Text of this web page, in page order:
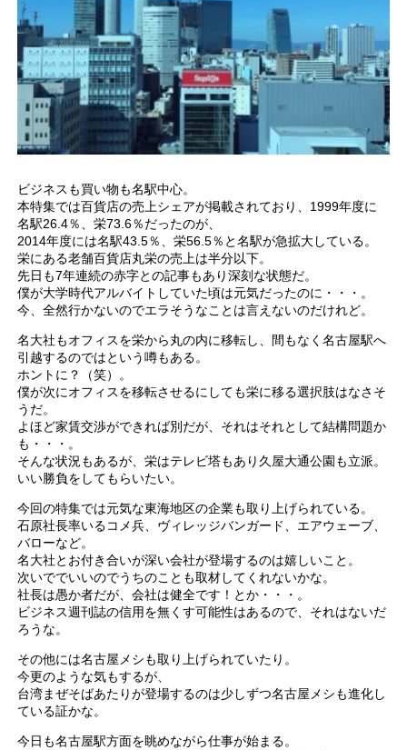
ビジネスも買い物も名駅中心。
本特集では百貨店の売上シェアが掲載されており、1999年度に
名駅26.4％、栄73.6％だったのが、
2014年度には名駅43.5％、栄56.5％と名駅が急拡大している。
栄にある老舗百貨店丸栄の売上は半分以下。
先日も7年連続の赤字との記事もあり深刻な状態だ。
僕が大学時代アルバイトしていた頃は元気だったのに・・・。
今、全然行かないのでエラそうなことは言えないのだけれど。
名大社もオフィスを栄から丸の内に移転し、間もなく名古屋駅へ
引越するのではという噂もある。
ホントに？（笑）。
僕が次にオフィスを移転させるにしても栄に移る選択肢はなさそ
うだ。
よほど家賃交渉ができれば別だが、それはそれとして結構問題か
も・・・。
そんな状況もあるが、栄はテレビ塔もあり久屋大通公園も立派。
いい勝負をしてもらいたい。
今回の特集では元気な東海地区の企業も取り上げられている。
石原社長率いるコメ兵、ヴィレッジバンガード、エアウェーブ、
バローなど。
名大社とお付き合いが深い会社が登場するのは嬉しいこと。
次いででいいのでうちのことも取材してくれないかな。
社長は愚か者だが、会社は健全です！とか・・・。
ビジネス週刊誌の信用を無くす可能性はあるので、それはないだ
ろうな。
その他には名古屋メシも取り上げられていたり。
今更のような気もするが、
台湾まぜそばあたりが登場するのは少しずつ名古屋メシも進化し
ている証かな。
今日も名古屋駅方面を眺めながら仕事が始まる。